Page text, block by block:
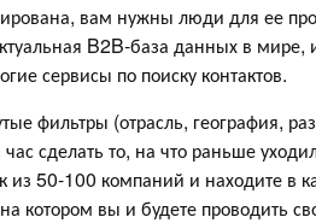
вам нужны люди для ее
B2B-база данных в мире,
сервисы по поиску контактов.
фильтры (отрасль, география,
сделать то, на что раньше
из 50-100 компаний и находите
котором вы и будете проводить